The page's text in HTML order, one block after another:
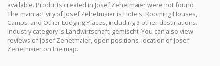
available. Products created in Josef Zehetmaier were not found.
The main activity of Josef Zehetmaier is Hotels, Rooming Houses,
Camps, and Other Lodging Places, including 3 other destinations.
Industry category is Landwirtschaft, gemischt. You can also view
reviews of Josef Zehetmaier, open positions, location of Josef
Zehetmaier on the map.